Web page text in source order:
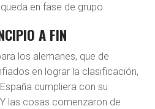
en fase de grupo.
A FIN
los alemanes, que de
en lograr la clasificación,
cumpliera con su
las cosas comenzaron de